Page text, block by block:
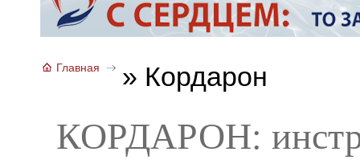
Главная » Кордарон
КОРДАРОН: